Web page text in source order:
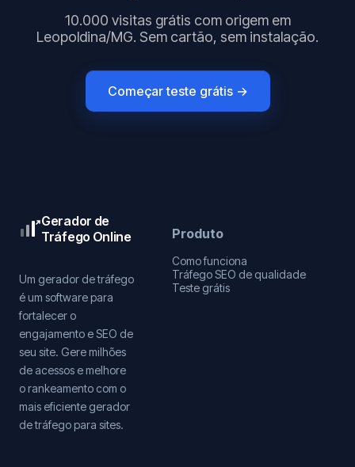
10.000 visitas grátis com origem em
Leopoldina/MG. Sem cartão, sem instalação.
Começar teste grátis →
Gerador de
Tráfego Online
Um gerador de tráfego
é um software para
fortalecer o
engajamento e SEO de
seu site. Gere milhões
de acessos e melhore
o rankeamento com o
mais eficiente gerador
de tráfego para sites.
Produto
Como funciona
Tráfego SEO de qualidade
Teste grátis